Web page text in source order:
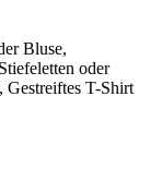
Bluse,
oder
Gestreiftes T-Shirt